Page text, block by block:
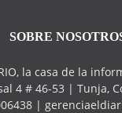
SOBRE
la casa de la
4 # 46-53 | Tunja,
|